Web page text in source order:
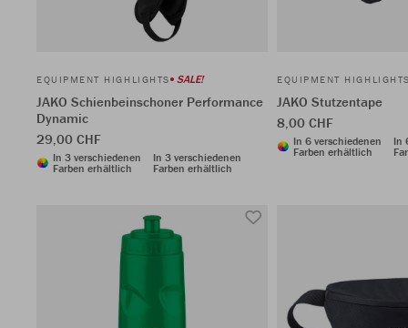
EQUIPMENT HIGHLIGHTS SALE!
JAKO Schienbeinschoner Performance
Dynamic
29,00 CHF
In 3 verschiedenen
Farben erhältlich
In 3 verschiedenen
Farben erhältlich
EQUIPMENT
JAKO Stutzentape
8,00 CHF
In 6 verschiedenen
Farben erhältlich
In